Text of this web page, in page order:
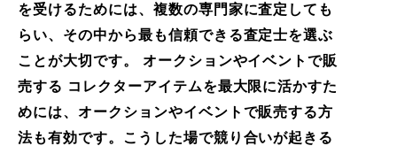
を受けるためには、複数の専門家に査定しても
らい、その中から最も信頼できる査定士を選ぶ
ことが大切です。 オークションやイベントで販
売する コレクターアイテムを最大限に活かすた
めには、オークションやイベントで販売する方
法も有効です。こうした場で競り合いが起きる